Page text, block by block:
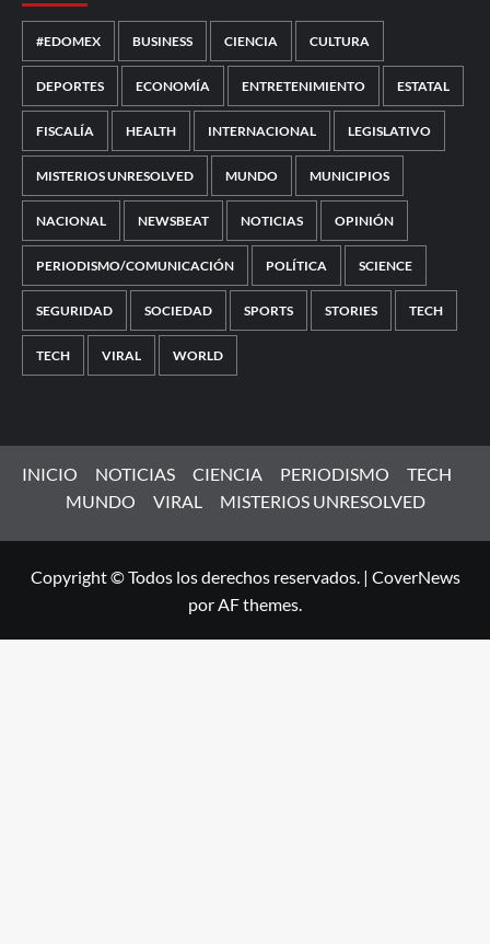
#EDOMEX BUSINESS CIENCIA CULTURA
DEPORTES ECONOMÍA ENTRETENIMIENTO ESTATAL
FISCALÍA HEALTH INTERNACIONAL LEGISLATIVO
MISTERIOS UNRESOLVED MUNDO MUNICIPIOS
NACIONAL NEWSBEAT NOTICIAS OPINIÓN
PERIODISMO/COMUNICACIÓN POLÍTICA SCIENCE
SEGURIDAD SOCIEDAD SPORTS STORIES TECH
TECH VIRAL WORLD
INICIO NOTICIAS CIENCIA PERIODISMO
TECH
MUNDO
VIRAL MISTERIOS UNRESOLVED
Copyright © Todos los derechos reservados. | CoverNews
por AF themes.